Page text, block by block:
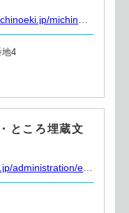
michinoeki/685/
地4
ところ埋蔵文
detail.php?content=4564